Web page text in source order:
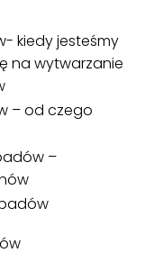
kiedy jesteśmy
na wytwarzanie
– od czego
–